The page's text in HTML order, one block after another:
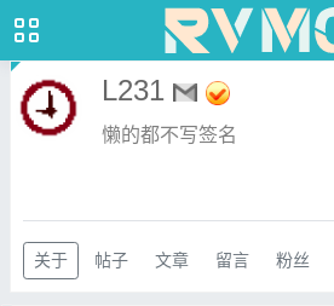
L231
懒的都不写签名
关于 帖子 文章 留言 粉丝